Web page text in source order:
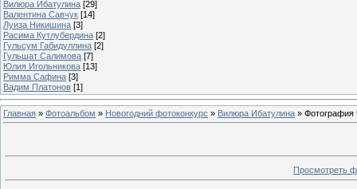
Вилюра Ибатулина [29]
Валентина Савчук [14]
Луиза Никишина [3]
Расима Кутлубердина [2]
Гульсум Габидуллина [2]
Гульшат Салимова [7]
Юлия Игольникова [13]
Римма Сафина [3]
Вадим Платонов [1]
Главная » Фотоальбом » Новогодний фотоконкурс » Вилюра Ибатулина » Фотография
Просмотреть